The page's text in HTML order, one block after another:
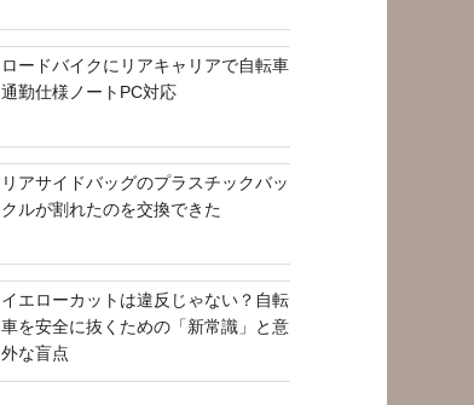
ロードバイクにリアキャリアで自転車
通勤仕様ノートPC対応
リアサイドバッグのプラスチックバッ
クルが割れたのを交換できた
イエローカットは違反じゃない？自転
車を安全に抜くための「新常識」と意
外な盲点